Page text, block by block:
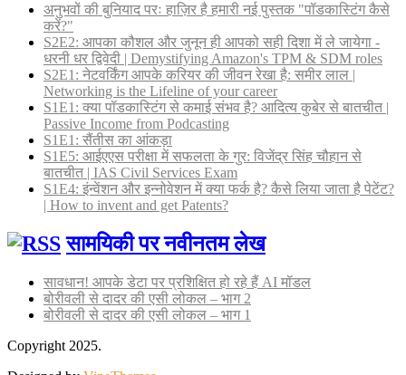
अनुभवों की बुनियाद परः हाज़िर है हमारी नई पुस्तक "पॉडकास्टिंग कैसे
करें?"
S2E2: आपका कौशल और जुनून ही आपको सही दिशा में ले जायेगा -
धरनी धर द्विवेदी | Demystifying Amazon's TPM & SDM roles
S2E1: नेटवर्किंग आपके करियर की जीवन रेखा है: समीर लाल |
Networking is the Lifeline of your career
S1E1: क्या पॉडकास्टिंग से कमाई संभव है? आदित्य कुबेर से बातचीत |
Passive Income from Podcasting
S1E1: सैंतीस का आंकड़ा
S1E5: आईएएस परीक्षा में सफलता के गुर: विजेंद्र सिंह चौहान से
बातचीत | IAS Civil Services Exam
S1E4: इंन्वेंशन और इन्नोवेशन में क्या फर्क है? कैसे लिया जाता है पेटेंट?
| How to invent and get Patents?
सामयिकी पर नवीनतम लेख
सावधान! आपके डेटा पर प्रशिक्षित हो रहे हैं AI मॉडल
बोरीवली से दादर की एसी लोकल – भाग 2
बोरीवली से दादर की एसी लोकल – भाग 1
Copyright 2025.